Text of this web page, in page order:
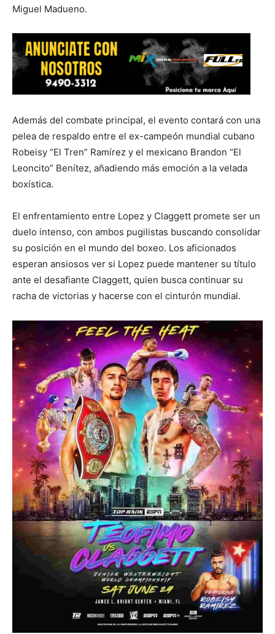
Miguel Madueno.
Además del combate principal, el evento contará con una
pelea de respaldo entre el ex-campeón mundial cubano
Robeisy “El Tren” Ramírez y el mexicano Brandon “El
Leoncito” Benítez, añadiendo más emoción a la velada
boxística.
El enfrentamiento entre Lopez y Claggett promete ser un
duelo intenso, con ambos pugilistas buscando consolidar
su posición en el mundo del boxeo. Los aficionados
esperan ansiosos ver si Lopez puede mantener su título
ante el desafiante Claggett, quien busca continuar su
racha de victorias y hacerse con el cinturón mundial.